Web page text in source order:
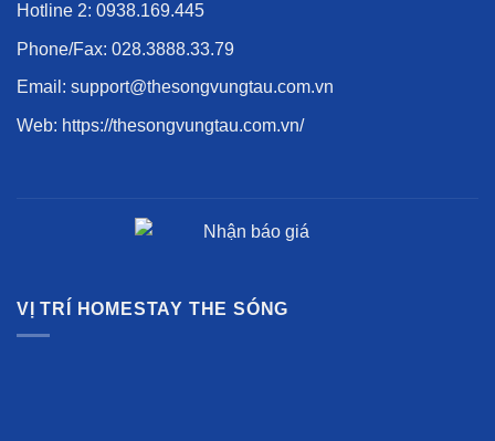
Hotline 2: 0938.169.445
Phone/Fax: 028.3888.33.79
Email: support@thesongvungtau.com.vn
Web: https://thesongvungtau.com.vn/
VỊ TRÍ HOMESTAY THE SÓNG